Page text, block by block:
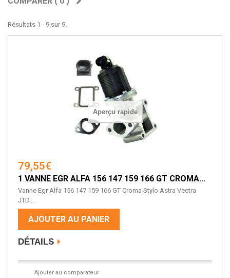
Résultats 1 - 9 sur 9.
Aperçu rapide
79,55€
1 VANNE EGR ALFA 156 147 159 166 GT CROMA...
Vanne Egr Alfa 156 147 159 166 GT Croma Stylo Astra Vectra
JTD...
AJOUTER AU PANIER
DÉTAILS
Ajouter au comparateur